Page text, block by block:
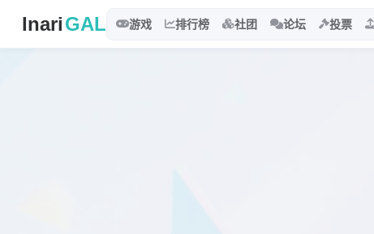
InariGAL 游戏 排行榜 社团 论坛 投票